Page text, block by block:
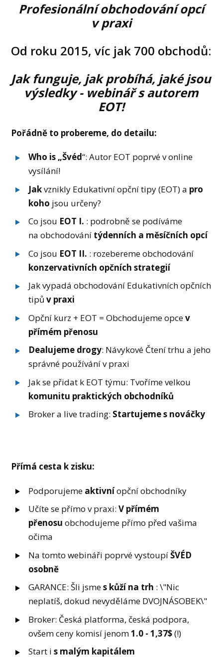
Profesionální obchodování opcí
v praxi
Od roku 2015, víc jak 700 obchodů:
Jak funguje, jak probíhá, jaké jsou
výsledky - webinář s autorem
EOT!
Pořádně to probereme, do detailu:
Who is „Švéd“: Autor EOT poprvé v online
vysílání!
Jakvznikly Edukativní opční tipy (EOT) a pro
koho jsou určeny?
Co jsou EOT I. : podrobně se podíváme
na obchodování týdenních a měsíčních opcí
Co jsou EOT II. : rozebereme obchodování
konzervativních opčních strategií
Jak vypadá obchodování Edukativních opčních
tipův praxi
Opční kurz + EOT = Obchodujeme opcev
přímém přenosu
Dealujeme drogy: Návykové Čtení trhu a jeho
správné používání v praxi
Jak se přidat k EOT týmu: Tvoříme velkou
komunitu praktických obchodníků
Broker a live trading: Startujeme s nováčky
Přímá cesta k zisku:
Podporujeme aktivníopční obchodníky
Učíte se přímo v praxi:V přímém
přenosu obchodujeme přímo před vašima
očima
Na tomto webináři poprvé vystoupíŠVÉD
osobně
GARANCE: Šli jsmes kůží na trh : \"Nic
neplatíš, dokud nevyděláme DVOJNÁSOBEK\"
Broker: Česká platforma, česká podpora,
ovšem ceny komisí jenom1.0 - 1,37$(!)
Start is malým kapitálem